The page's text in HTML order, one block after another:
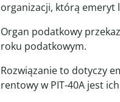
organizacji, którą emeryt
Organ podatkowy
roku podatkowym.
Rozwiązanie to dotyczy
rentowy w PIT-40A jest